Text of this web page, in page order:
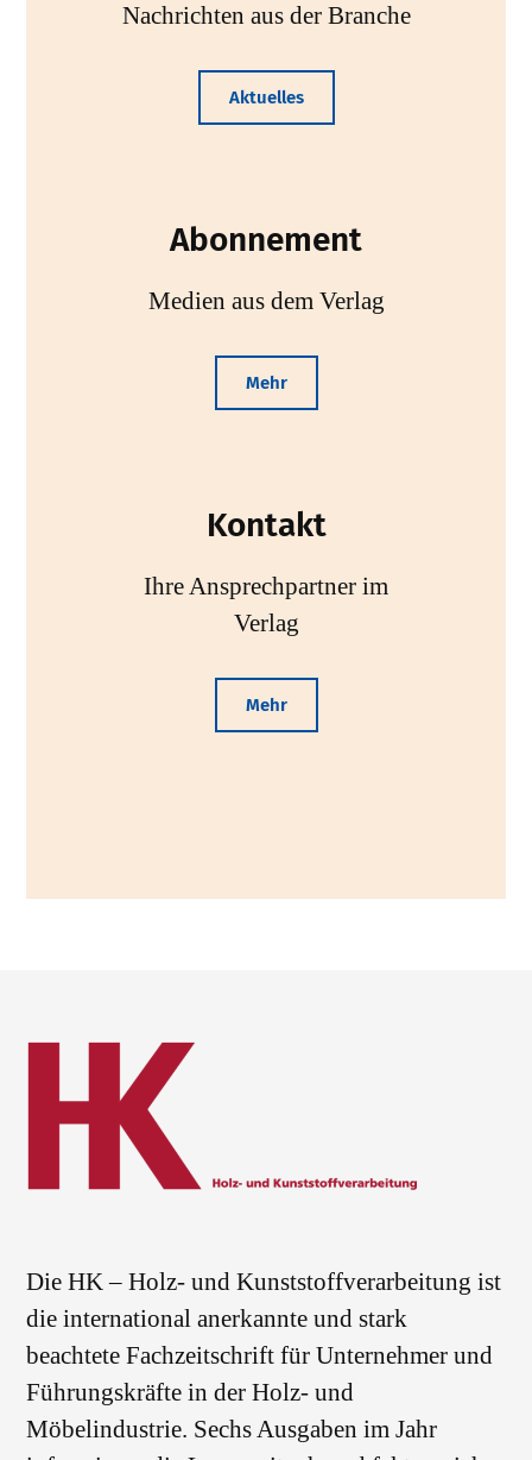
Nachrichten aus der Branche
Aktuelles
Abonnement
Medien aus dem Verlag
Mehr
Kontakt
Ihre Ansprechpartner im
Verlag
Mehr
Die HK – Holz- und Kunststoffverarbeitung ist
die international anerkannte und stark
beachtete Fachzeitschrift für Unternehmer und
Führungskräfte in der Holz- und
Möbelindustrie. Sechs Ausgaben im Jahr